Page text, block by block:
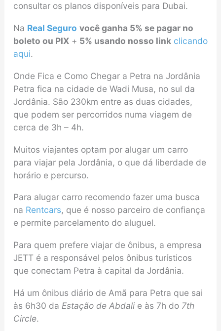
consultar os planos disponíveis para Dubai.
Na Real Seguro você ganha 5% se pagar no
boleto ou PIX+ 5% usando nosso link clicando
aqui.
Onde Fica e Como Chegar a Petra na Jordânia
Petra fica na cidade de Wadi Musa, no sul da
Jordânia. São 230km entre as duas cidades,
que podem ser percorridos numa viagem de
cerca de 3h – 4h.
Muitos viajantes optam por alugar um carro
para viajar pela Jordânia, o que dá liberdade de
horário e percurso.
Para alugar carro recomendo fazer uma busca
na Rentcars, que é nosso parceiro de confiança
e permite parcelamento do aluguel.
Para quem prefere viajar de ônibus, a empresa
JETT é a responsável pelos ônibus turísticos
que conectam Petra à capital da Jordânia.
Há um ônibus diário de Amã para Petra que sai
às 6h30 da Estação de Abdali e às 7h do 7th
Circle.